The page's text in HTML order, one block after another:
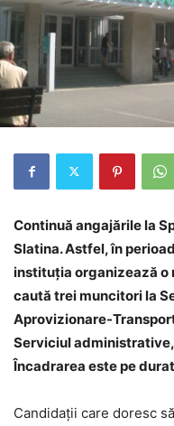
Continuă angajările la
Slatina. Astfel, în
instituția organizează o
caută trei muncitori la
Aprovizionare-
Serviciul
Încadrarea este pe
Candidații care doresc